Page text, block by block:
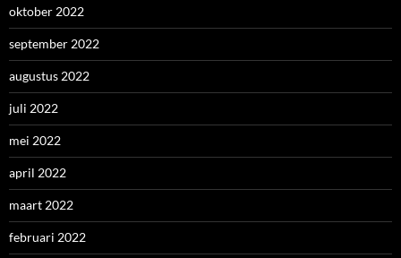
oktober 2022
september 2022
augustus 2022
juli 2022
mei 2022
april 2022
maart 2022
februari 2022